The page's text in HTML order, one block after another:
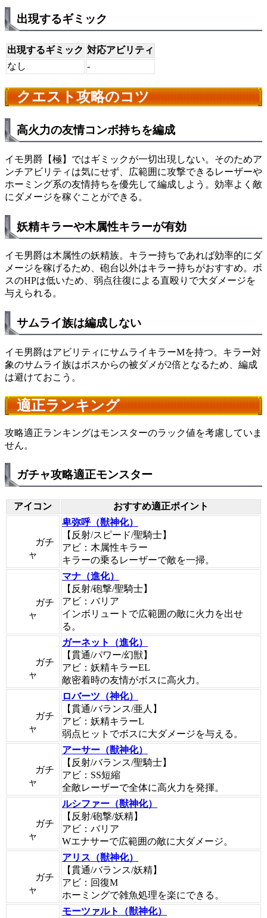
出現するギミック
出現するギミック 対応アビリティ
なし
-
クエスト攻略のコツ
高火力の友情コンボ持ちを編成
イモ男爵【極】ではギミックが一切出現しない。そのためア
ンチアビリティは気にせず、広範囲に攻撃できるレーザーや
ホーミング系の友情持ちを優先して編成しよう。効率よく敵
にダメージを稼ぐことができる。
妖精キラーや木属性キラーが有効
イモ男爵は木属性の妖精族。キラー持ちであれば効率的にダ
メージを稼げるため、砲台以外はキラー持ちがおすすめ。ボ
スのHPは低いため、弱点往復による直殴りで大ダメージを
与えられる。
サムライ族は編成しない
イモ男爵はアビリティにサムライキラーMを持つ。キラー対
象のサムライ族はボスからの被ダメが2倍となるため、編成
は避けておこう。
適正ランキング
攻略適正ランキングはモンスターのラック値を考慮していま
せん。
ガチャ攻略適正モンスター
アイコン おすすめ適正ポイント
ガチ
ャ
卑弥呼（獣神化）
【反射/スピード/聖騎士】
アビ：木属性キラー
キラーの乗るレーザーで敵を一掃。
ガチ
ャ
マナ（進化）
【反射/砲撃/聖騎士】
アビ：バリア
インボリュートで広範囲の敵に火力を出せ
る。
ガチ
ャ
ガーネット（進化）
【貫通/パワー/幻獣】
アビ：妖精キラーEL
敵密着時の友情がボスに高火力。
ガチ
ャ
ロバーツ（神化）
【貫通/バランス/亜人】
アビ：妖精キラーL
弱点ヒットでボスに大ダメージを与える。
ガチ
ャ
アーサー（獣神化）
【反射/バランス/聖騎士】
アビ：SS短縮
全敵レーザーで全体に高火力を発揮。
ガチ
ャ
ルシファー（獣神化）
【反射/砲撃/妖精】
アビ：バリア
Wエナサーで広範囲の敵に大ダメージ。
ガチ
ャ
アリス（獣神化）
【貫通/バランス/妖精】
アビ：回復M
ホーミングで雑魚処理を楽にできる。
モーツァルト（獣神化）